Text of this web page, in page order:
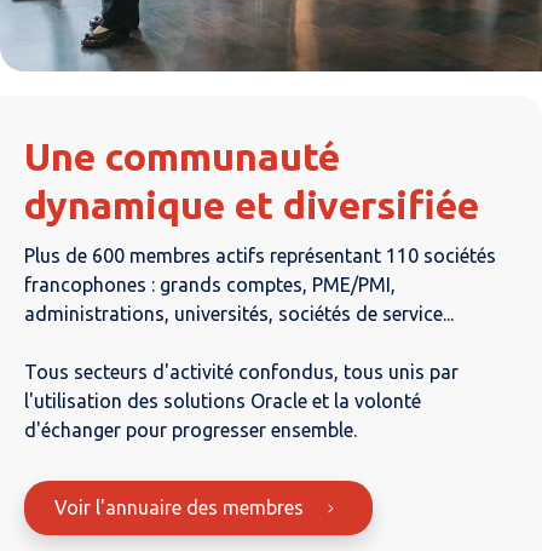
Une communauté
dynamique et diversifiée
Plus de 600 membres actifs représentant 110 sociétés
francophones : grands comptes, PME/PMI,
administrations, universités, sociétés de service...
Tous secteurs d'activité confondus, tous unis par
l'utilisation des solutions Oracle et la volonté
d'échanger pour progresser ensemble.
Voir l'annuaire des membres